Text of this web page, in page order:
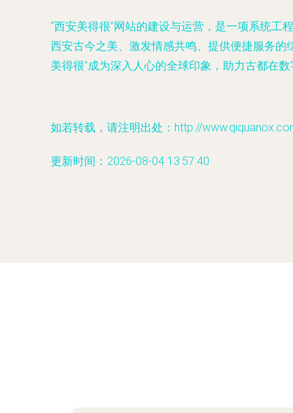
“西安美得很”网站的建设与运营，是一项系统
西安古今之美、激发情感共鸣、提供便捷服务的
美得很”成为深入人心的全球印象，助力古都在数
如若转载，请注明出处：http://
更新时间：2026-08-04 13:57:40